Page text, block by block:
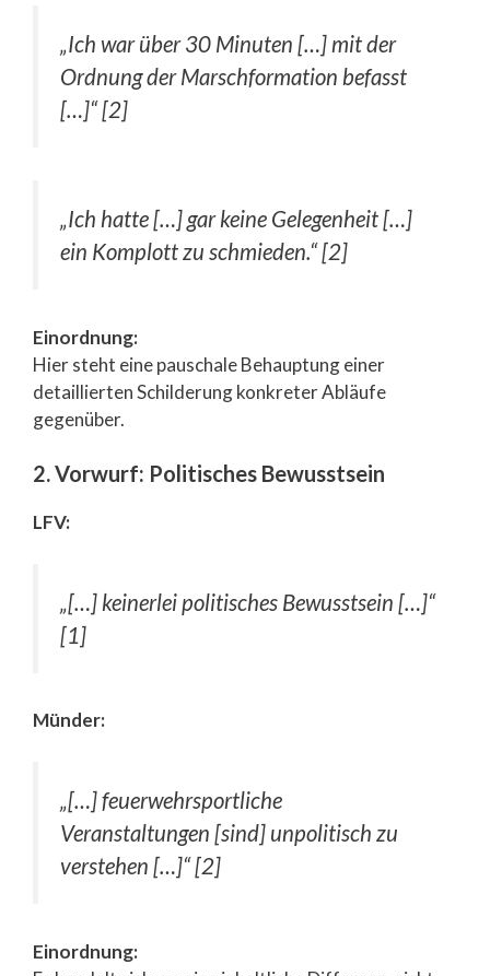
„Ich war über 30 Minuten […] mit der
Ordnung der Marschformation befasst
[…]“ [2]
„Ich hatte […] gar keine Gelegenheit […]
ein Komplott zu schmieden.“ [2]
Einordnung:
Hier steht eine pauschale Behauptung einer
detaillierten Schilderung konkreter Abläufe
gegenüber.
2. Vorwurf: Politisches Bewusstsein
LFV:
„[…] keinerlei politisches Bewusstsein […]“
[1]
Münder:
„[…] feuerwehrsportliche
Veranstaltungen [sind] unpolitisch zu
verstehen […]“ [2]
Einordnung: